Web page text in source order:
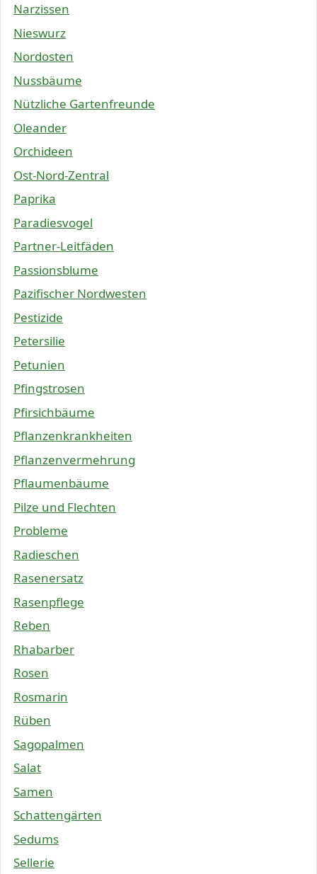
Narzissen
Nieswurz
Nordosten
Nussbäume
Nützliche Gartenfreunde
Oleander
Orchideen
Ost-Nord-Zentral
Paprika
Paradiesvogel
Partner-Leitfäden
Passionsblume
Pazifischer Nordwesten
Pestizide
Petersilie
Petunien
Pfingstrosen
Pfirsichbäume
Pflanzenkrankheiten
Pflanzenvermehrung
Pflaumenbäume
Pilze und Flechten
Probleme
Radieschen
Rasenersatz
Rasenpflege
Reben
Rhabarber
Rosen
Rosmarin
Rüben
Sagopalmen
Salat
Samen
Schattengärten
Sedums
Sellerie